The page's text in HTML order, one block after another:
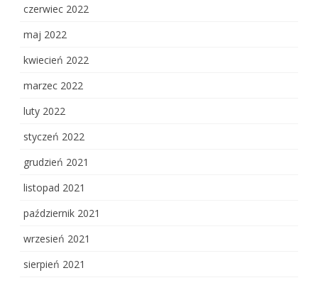
czerwiec 2022
maj 2022
kwiecień 2022
marzec 2022
luty 2022
styczeń 2022
grudzień 2021
listopad 2021
październik 2021
wrzesień 2021
sierpień 2021